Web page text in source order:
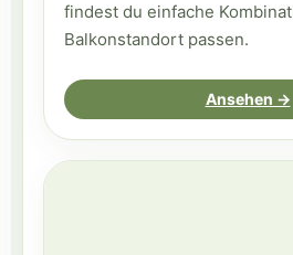
findest du einfache
Balkonstandort passen.
Ansehen →